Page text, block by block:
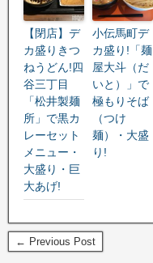
【閉店】デ
カ盛りきつ
ねうどん!四
谷三丁目
「松井製麺
所」で黒カ
レーセット
メニュー・
大盛り・巨
大あげ!
小伝馬町デ
カ盛り!「麺
屋大斗（だ
いと）」で
極もりそば
（つけ
麺）・大盛
り!
← Previous Post